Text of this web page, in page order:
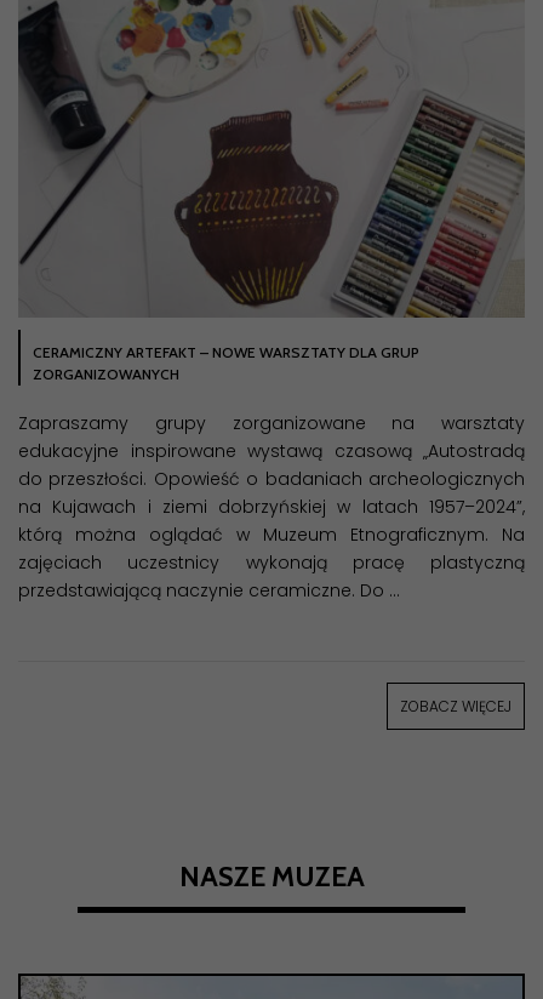
CERAMICZNY ARTEFAKT – NOWE WARSZTATY DLA GRUP
ZORGANIZOWANYCH
Zapraszamy grupy zorganizowane na warsztaty
edukacyjne inspirowane wystawą czasową „Autostradą
do przeszłości. Opowieść o badaniach archeologicznych
na Kujawach i ziemi dobrzyńskiej w latach 1957–2024”,
którą można oglądać w Muzeum Etnograficznym. Na
zajęciach uczestnicy wykonają pracę plastyczną
przedstawiającą naczynie ceramiczne. Do …
ZOBACZ WIĘCEJ
NASZE MUZEA